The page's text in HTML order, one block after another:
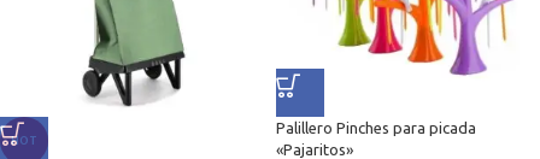
HOT
Palillero Pinches para picada
«Pajaritos»